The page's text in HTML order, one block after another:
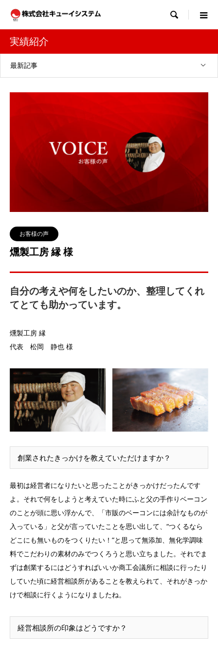

実績紹介
最新記事
お客様の声
燻製工房 縁 様
自分の考えや何をしたいのか、整理してくれ
てとても助かっています。
燻製工房 縁
代表 松岡 静也 様
創業されたきっかけを教えていただけますか？
最初は経営者になりたいと思ったことがきっかけだったんです
よ。それで何をしようと考えていた時にふと父の手作りベーコン
のことが頭に思い浮かんで、「市販のベーコンには余計なものが
入っている」と父が言っていたことを思い出して、“つくるなら
どこにも無いものをつくりたい！”と思って無添加、無化学調味
料でこだわりの素材のみでつくろうと思い立ちました。それでま
ずは創業するにはどうすればいいか商工会議所に相談に行ったり
していた頃に経営相談所があることを教えられて、それがきっか
けで相談に行くようになりましたね。
経営相談所の印象はどうですか？